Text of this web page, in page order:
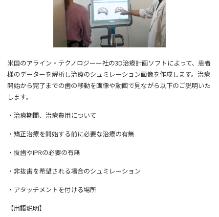
米国のアライン・テクノロジーー社の3D治療計画ソフトによって、患者
様のデーターを解析し治療のシュミレーション画像を作成します。治療
開始から完了までの歯の移動を画像や動画で見ながら以下のご説明いた
します。
・治療期間、治療費用について
・矯正治療を開始する前に必要な治療の有無
・抜歯やIPRの必要の有無
・非抜歯を希望される場合のシュミレーション
・アタッチメントを付ける場所
【用語説明】